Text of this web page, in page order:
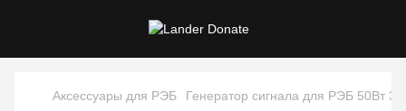
Аксессуары для РЭБ Генератор сигнала для РЭБ 50Вт